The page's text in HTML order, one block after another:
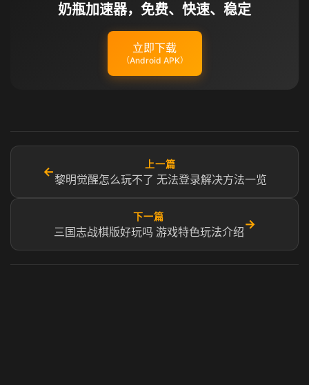
奶瓶加速器，免费、快速、稳定
立即下载
（Android APK）
←
上一篇
黎明觉醒怎么玩不了 无法登录解决方法一览
下一篇
三国志战棋版好玩吗 游戏特色玩法介绍
→